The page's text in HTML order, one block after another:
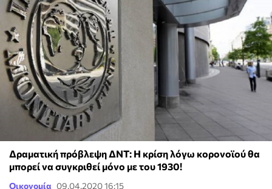
Δραματική πρόβλεψη ΔΝΤ: Η κρίση λόγω κορονοϊού θα
μπορεί να συγκριθεί μόνο με του 1930!
Οικονομία 09.04.2020 16:15